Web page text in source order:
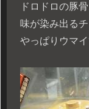
ドロドロの豚
味が染み出る
やっぱりウマイ